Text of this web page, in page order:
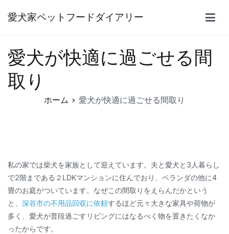
愛犬家ペットフードダイアリー
愛犬が快適に過ごせる間
取り
ホーム 愛犬が快適に過ごせる間取り
私の家では柴犬を家族として迎えています。夫と愛犬と3人暮らし
で2階まである２LDKマンションに住んでおり、ベランダの他に4
畳のお庭がついています。なぜこの間取りをえらんだかという
と、 深谷市の不用品回収に依頼するほど元々大きな家具や荷物が
多く、愛犬が普段過ごすリビングにはなるべく物を置きたくなか
ったからです。